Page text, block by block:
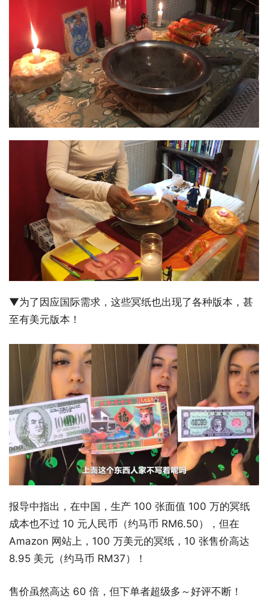
▼为了因应国际需求，这些冥纸也出现了各种版本，甚
至有美元版本！
报导中指出，在中国，生产 100 张面值 100 万的冥纸
成本也不过 10 元人民币（约马币 RM6.50），但在
Amazon 网站上，100 万美元的冥纸，10 张售价高达
8.95 美元（约马币 RM37）！
售价虽然高达 60 倍，但下单者超级多～好评不断！